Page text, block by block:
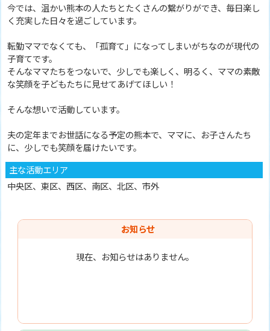
今では、温かい熊本の人たちとたくさんの繋がりができ、毎日楽し
く充実した日々を過ごしています。
転勤ママでなくても、「孤育て」になってしまいがちなのが現代の
子育てです。
そんなママたちをつないで、少しでも楽しく、明るく、ママの素敵
な笑顔を子どもたちに見せてあげてほしい！
そんな想いで活動しています。
夫の定年までお世話になる予定の熊本で、ママに、お子さんたち
に、少しでも笑顔を届けたいです。
主な活動エリア
中央区、東区、西区、南区、北区、市外
お知らせ
現在、お知らせはありません。